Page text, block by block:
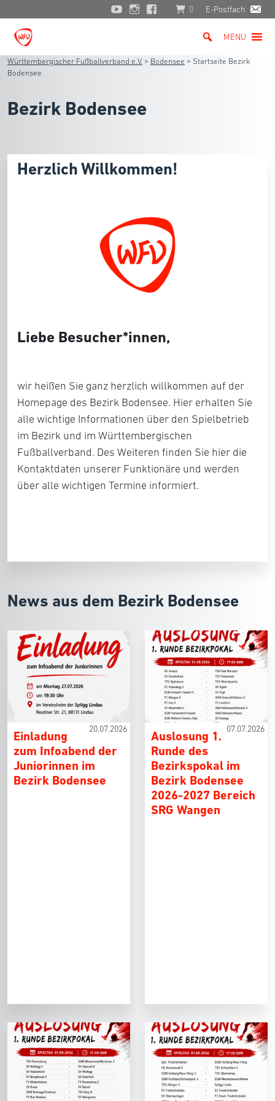
0 E-Postfach
MENU
Württembergischer Fußballverband e.V. > Bodensee > Startseite Bezirk
Bodensee
Bezirk Bodensee
Herzlich Willkommen!
Liebe Besucher*innen,
wir heißen Sie ganz herzlich willkommen auf der
Homepage des Bezirk Bodensee. Hier erhalten Sie
alle wichtige Informationen über den Spielbetrieb
im Bezirk und im Württembergischen
Fußballverband. Des Weiteren finden Sie hier die
Kontaktdaten unserer Funktionäre und werden
über alle wichtigen Termine informiert.
News aus dem Bezirk Bodensee
20.07.2026
Einladung
zum Infoabend der
Juniorinnen im
Bezirk Bodensee
07.07.2026
Auslosung 1.
Runde des
Bezirkspokal im
Bezirk Bodensee
2026-2027 Bereich
SRG Wangen